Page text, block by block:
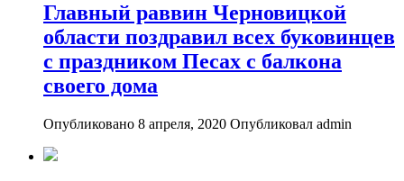
Главный раввин Черновицкой
области поздравил всех буковинцев
с праздником Песах с балкона
своего дома
Опубликовано 8 апреля, 2020 Опубликовал admin